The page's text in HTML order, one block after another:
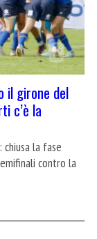
il girone del
c’è la
la fase
contro la